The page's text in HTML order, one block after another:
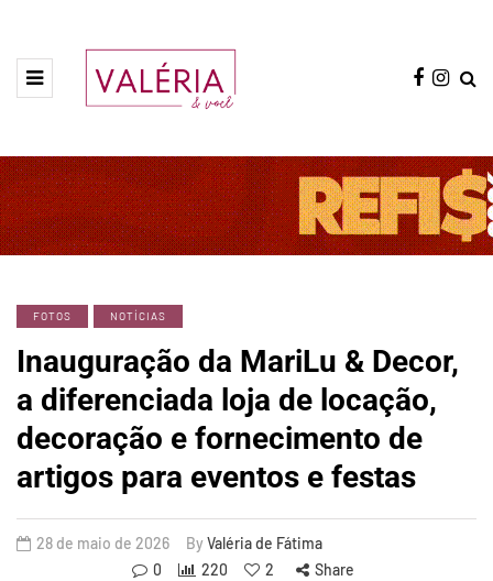
FOTOS NOTÍCIAS
Inauguração da MariLu & Decor,
a diferenciada loja de locação,
decoração e fornecimento de
artigos para eventos e festas
28 de maio de 2026 By Valéria de Fátima
0
220 2 Share